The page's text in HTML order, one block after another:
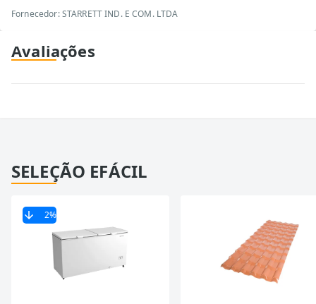
Fornecedor: STARRETT IND. E COM. LTDA
Avaliações
SELEÇÃO EFÁCIL
2%